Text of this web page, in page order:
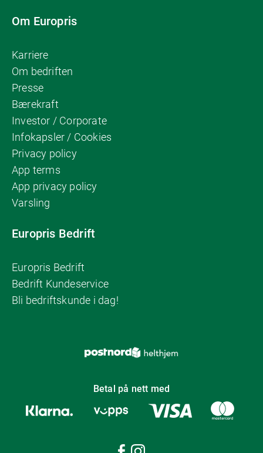
Om Europris
Karriere
Om bedriften
Presse
Bærekraft
Investor / Corporate
Infokapsler / Cookies
Privacy policy
App terms
App privacy policy
Varsling
Europris Bedrift
Europris Bedrift
Bedrift Kundeservice
Bli bedriftskunde i dag!
Betal på nett med